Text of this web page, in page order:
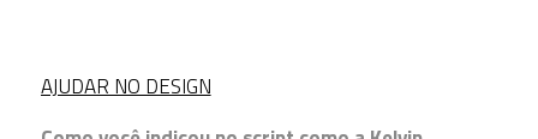
AJUDAR NO DESIGN